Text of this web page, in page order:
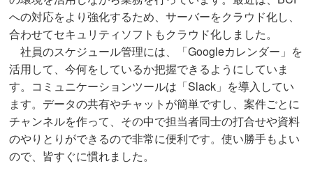
への対応をより強化するため、サーバーをクラウド化し、
合わせてセキュリティソフトもクラウド化しました。
社員のスケジュール管理には、「Googleカレンダー」を
活用して、今何をしているか把握できるようにしていま
す。コミュニケーションツールは「Slack」を導入してい
ます。データの共有やチャットが簡単ですし、案件ごとに
チャンネルを作って、その中で担当者同士の打合せや資料
のやりとりができるので非常に便利です。使い勝手もよい
ので、皆すぐに慣れました。